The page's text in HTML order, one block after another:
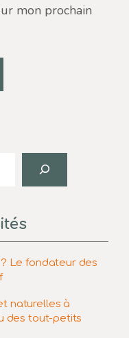
mon prochain
Le fondateur des
naturelles à
des tout-petits